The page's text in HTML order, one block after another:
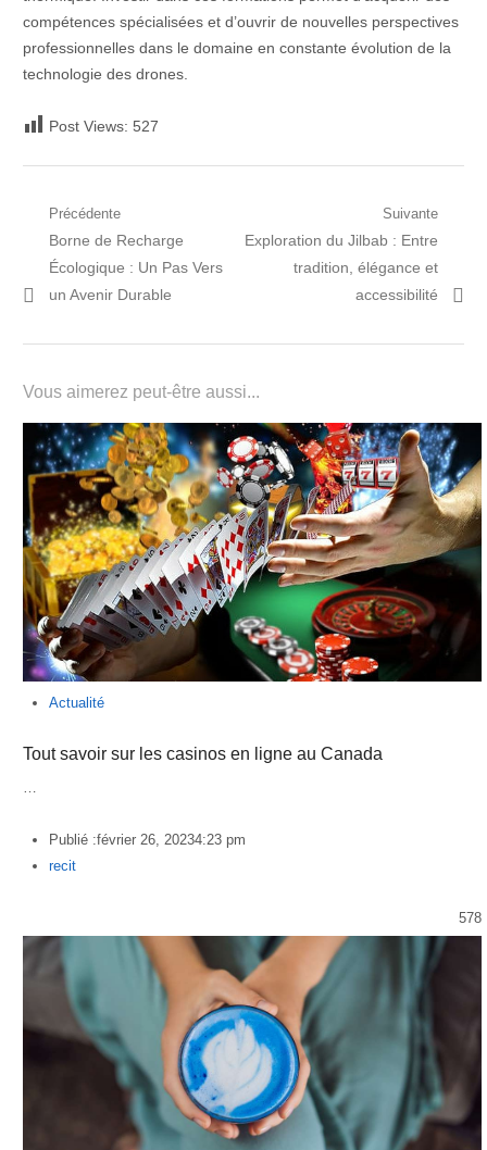
compétences spécialisées et d’ouvrir de nouvelles perspectives
professionnelles dans le domaine en constante évolution de la
technologie des drones.
Post Views: 527
Navigation
l’article
Précédente
Post
précédent:
Borne de Recharge
Écologique : Un Pas Vers
un Avenir Durable
Suivante
Prochain
Exploration du Jilbab : Entre
tradition, élégance et
accessibilité
Vous aimerez peut-être aussi...
Actualité
Tout savoir sur les casinos en ligne au Canada
Publié :février 26, 20234:23 pm
Author
recit
578